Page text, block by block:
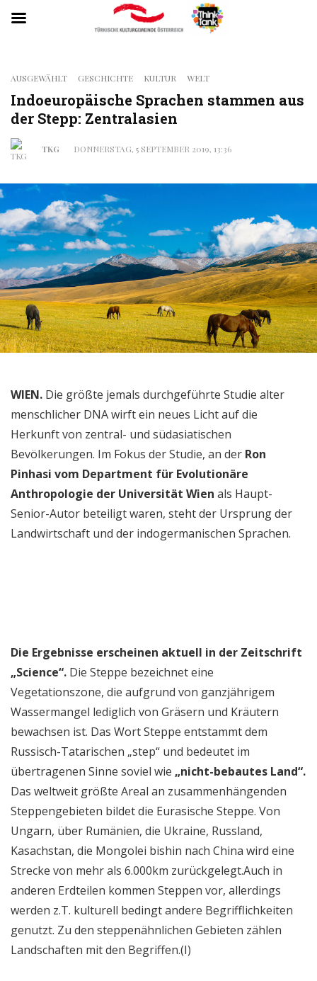
AUSGEWÄHLT GESCHICHTE KULTUR WELT
Indoeuropäische Sprachen stammen aus
der Stepp: Zentralasien
TKG DONNERSTAG, 5 SEPTEMBER 2019, 13:36
WIEN. Die größte jemals durchgeführte Studie alter
menschlicher DNA wirft ein neues Licht auf die
Herkunft von zentral- und südasiatischen
Bevölkerungen. Im Fokus der Studie, an der Ron
Pinhasi vom Department für Evolutionäre
Anthropologie der Universität Wien als Haupt-
Senior-Autor beteiligt waren, steht der Ursprung der
Landwirtschaft und der indogermanischen Sprachen.
Die Ergebnisse erscheinen aktuell in der Zeitschrift
„Science“. Die Steppe bezeichnet eine
Vegetationszone, die aufgrund von ganzjährigem
Wassermangel lediglich von Gräsern und Kräutern
bewachsen ist. Das Wort Steppe entstammt dem
Russisch-Tatarischen „step“ und bedeutet im
übertragenen Sinne soviel wie „nicht-bebautes Land“.
Das weltweit größte Areal an zusammenhängenden
Steppengebieten bildet die Eurasische Steppe. Von
Ungarn, über Rumänien, die Ukraine, Russland,
Kasachstan, die Mongolei bishin nach China wird eine
Strecke von mehr als 6.000km zurückgelegt.Auch in
anderen Erdteilen kommen Steppen vor, allerdings
werden z.T. kulturell bedingt andere Begrifflichkeiten
genutzt. Zu den steppenähnlichen Gebieten zählen
Landschaften mit den Begriffen.(I)